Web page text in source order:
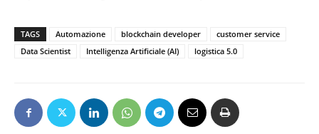
TAGS Automazione blockchain developer
customer service
Data Scientist
Intelligenza Artificiale (AI) logistica 5.0